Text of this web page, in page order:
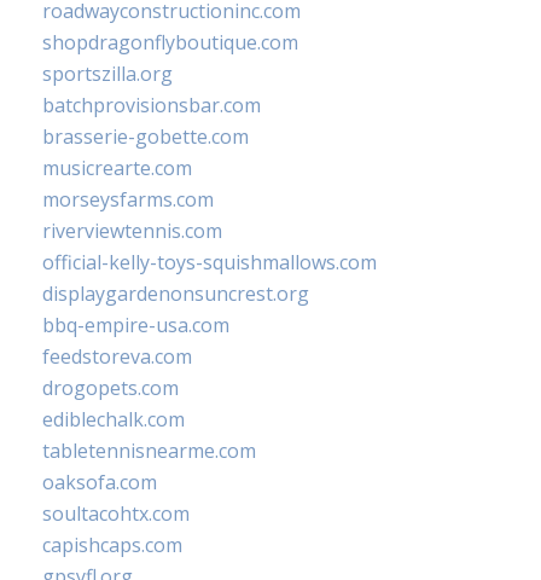
roadwayconstructioninc.com
shopdragonflyboutique.com
sportszilla.org
batchprovisionsbar.com
brasserie-gobette.com
musicrearte.com
morseysfarms.com
riverviewtennis.com
official-kelly-toys-squishmallows.com
displaygardenonsuncrest.org
bbq-empire-usa.com
feedstoreva.com
drogopets.com
ediblechalk.com
tabletennisnearme.com
oaksofa.com
soultacohtx.com
capishcaps.com